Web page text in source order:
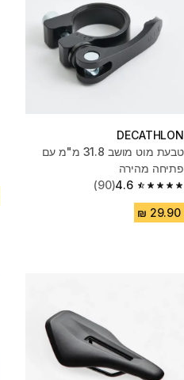
DECATHLON
טבעת מוט מושב 31.8 מ"מ עם
פתיחה מהירה
4.6
4.6 out of 5 stars from 90 reviews
(90)